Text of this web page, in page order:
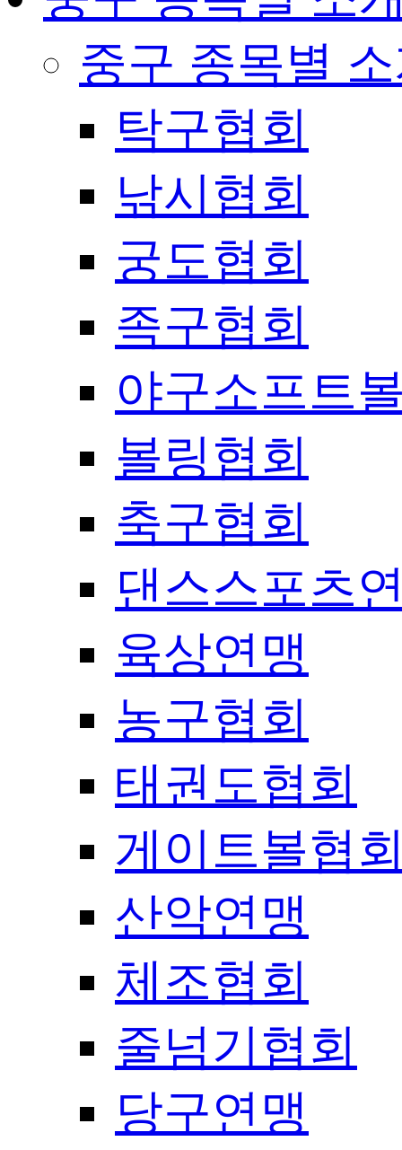
중구 종목별
탁구협회
낚시협회
궁도협회
족구협회
야구소프트
볼링협회
축구협회
댄스스포츠
육상연맹
농구협회
태권도협회
게이트볼협
산악연맹
체조협회
줄넘기협회
당구연맹